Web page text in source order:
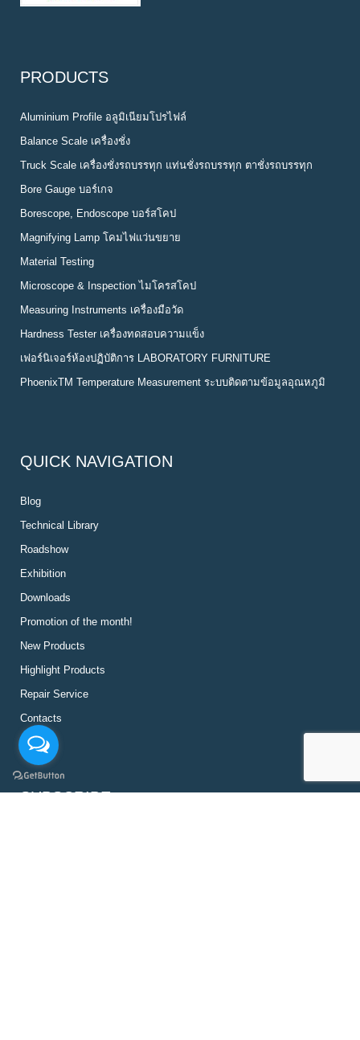
PRODUCTS
Aluminium Profile อลูมิเนียมโปรไฟล์
Balance Scale เครื่องชั่ง
Truck Scale เครื่องชั่งรถบรรทุก แท่นชั่งรถบรรทุก ตาชั่งรถบรรทุก
Bore Gauge บอร์เกจ
Borescope, Endoscope บอร์สโคป
Magnifying Lamp โคมไฟแว่นขยาย
Material Testing
Microscope & Inspection ไมโครสโคป
Measuring Instruments เครื่องมือวัด
Hardness Tester เครื่องทดสอบความแข็ง
เฟอร์นิเจอร์ห้องปฏิบัติการ LABORATORY FURNITURE
PhoenixTM Temperature Measurement ระบบติดตามข้อมูลอุณหภูมิ
QUICK NAVIGATION
Blog
Technical Library
Roadshow
Exhibition
Downloads
Promotion of the month!
New Products
Highlight Products
Repair Service
Contacts
SUBSCRIBE